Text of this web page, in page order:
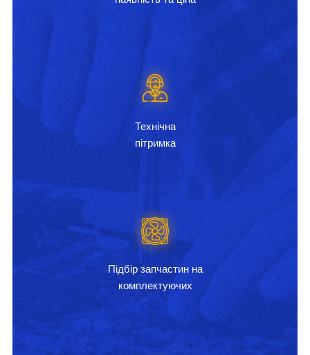
Технічна
пітримка
Підбір запчастин на
комплектуючих